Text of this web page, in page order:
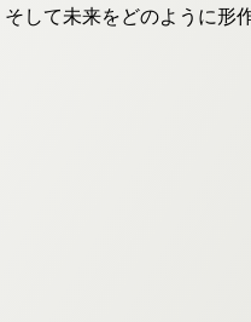
して未来をどのように形